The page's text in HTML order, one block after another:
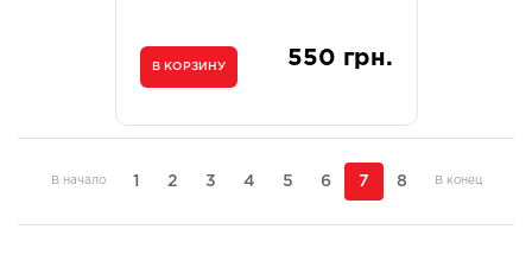
В КОРЗИНУ 550 грн.
В начало 1 2 3 4 5 6 7 8 В конец